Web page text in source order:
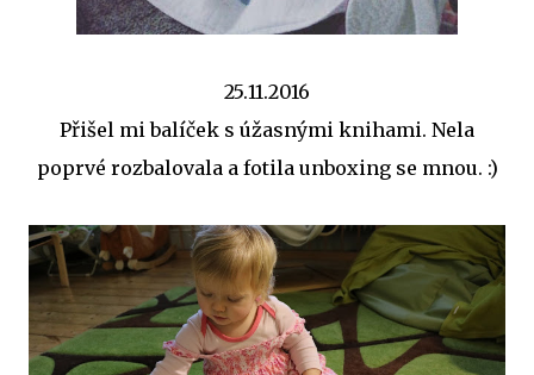
25.11.2016
Přišel mi balíček s úžasnými knihami. Nela
poprvé rozbalovala a fotila unboxing se mnou. :)